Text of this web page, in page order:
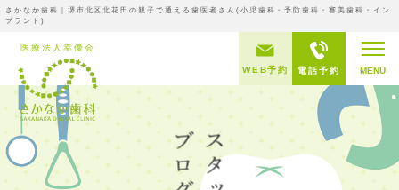
さかなか歯科｜堺市北区北花田の親子で通える歯医者さん(小児歯科・予防歯科・審美歯科・イン
プラント)
MENU
電話予約
WEB予約